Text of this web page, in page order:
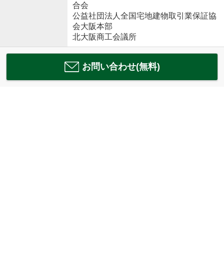
合会
公益社団法人全国宅地建物取引業保証協
会大阪本部
北大阪商工会議所
お問い合わせ(無料)